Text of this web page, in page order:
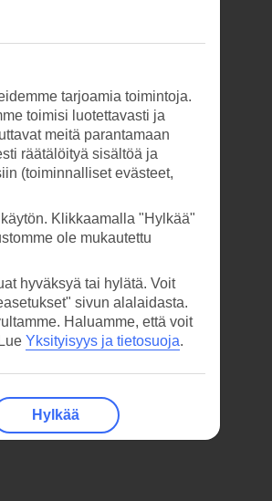
tarjoamia toimintoja.
toimisi luotettavasti ja
meitä parantamaan
räätälöityä sisältöä ja
(toiminnalliset evästeet,
Klikkaamalla "Hylkää"
ole mukautettu
hyväksyä tai hylätä. Voit
sivun alalaidasta.
Haluamme, että voit
Yksityisyys ja tietosuoja.
Hylkää